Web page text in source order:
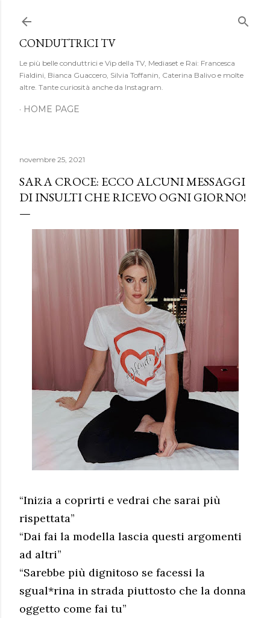
CONDUTTRICI TV
Le più belle conduttrici e Vip della TV, Mediaset e Rai: Francesca
Fialdini, Bianca Guaccero, Silvia Toffanin, Caterina Balivo e molte
altre. Tante curiosità anche da Instagram.
HOME PAGE
novembre 25, 2021
SARA CROCE: ECCO ALCUNI MESSAGGI
DI INSULTI CHE RICEVO OGNI GIORNO!
“Inizia a coprirti e vedrai che sarai più
rispettata”
“Dai fai la modella lascia questi argomenti
ad altri”
“Sarebbe più dignitoso se facessi la
sgual*rina in strada piuttosto che la donna
oggetto come fai tu”